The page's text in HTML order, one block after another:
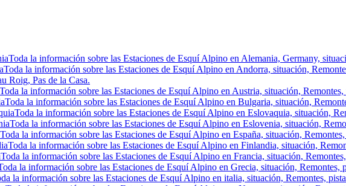
Toda la información sobre las Estaciones de Esquí Alpino en Alemania, Germany,
Toda la información sobre las Estaciones de Esquí Alpino en Andorra, situación,
Roig, Pas de la Casa.
Toda la información sobre las Estaciones de Esquí Alpino en Austria, situación, Remontes,
Toda la información sobre las Estaciones de Esquí Alpino en Bulgaria, situación,
Toda la información sobre las Estaciones de Esquí Alpino en Eslovaquia, situación,
Toda la información sobre las Estaciones de Esquí Alpino en Eslovenia, situación,
Toda la información sobre las Estaciones de Esquí Alpino en España, situación,
Toda la información sobre las Estaciones de Esquí Alpino en Finlandia, situación,
Toda la información sobre las Estaciones de Esquí Alpino en Francia, situación,
la información sobre las Estaciones de Esquí Alpino en Grecia, situación, Remontes,
la información sobre las Estaciones de Esquí Alpino en italia, situación, Remontes,